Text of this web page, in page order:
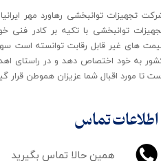
اطلاعات تماس
همین حالا تماس بگیرید
توانبخشی با تکیه بر کادر فنی
های غیر قابل رقابت توانسته است
به خود اختصاص دهد و در راستای
تا مورد اقبال شما عزیزان هموطن قرار